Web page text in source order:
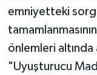
emniyetteki
önlemleri
"Uyuşturucu